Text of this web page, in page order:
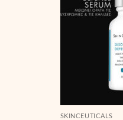
SKINCEUTICALS